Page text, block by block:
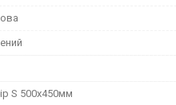
S 500x450мм